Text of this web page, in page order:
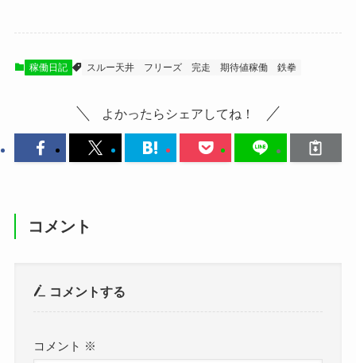
稼働日記 スルー天井 フリーズ 完走 期待値稼働 鉄拳
よかったらシェアしてね！
コメント
コメントする
コメント ※